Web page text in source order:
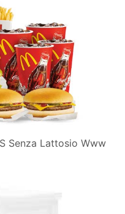
Senza Lattosio Www